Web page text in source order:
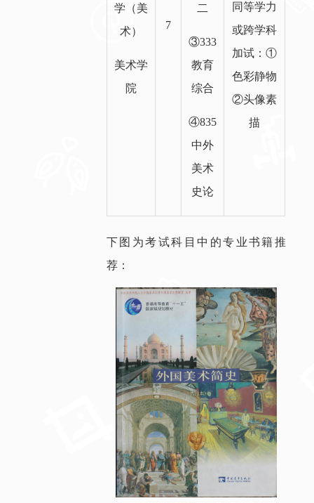
学（美
术）
美术学
院
7
二
③333
教育
综合
④835
中外
美术
史论
同等学力
或跨学科
加试：①
色彩静物
②头像素
描
下图为考试科目中的专业书籍推
荐：